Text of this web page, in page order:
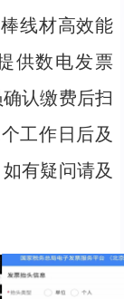
线材高效能
供数电发票
认缴费后扫
工作日后及
有疑问请及